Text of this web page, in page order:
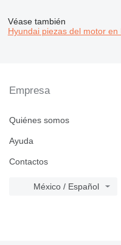
Véase también
Hyundai piezas del motor
Empresa
Quiénes somos
Ayuda
Contactos
México / Español